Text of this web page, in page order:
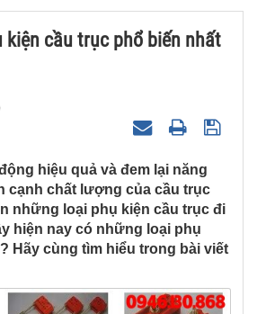
kiện cầu trục phổ biến nhất
hiệu quả và đem lại năng
cạnh chất lượng của cầu trục
những loại phụ kiện cầu trục đi
hiện nay có những loại phụ
Hãy cùng tìm hiểu trong bài viết